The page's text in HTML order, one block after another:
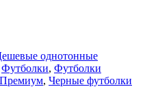
однотонные
Футболки, Футболки
, Черные футболки